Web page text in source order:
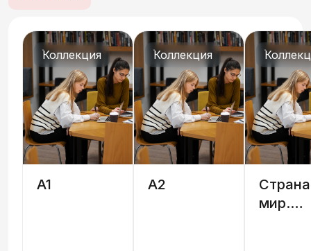
Коллекция
A1
Коллекция
A2
мир.